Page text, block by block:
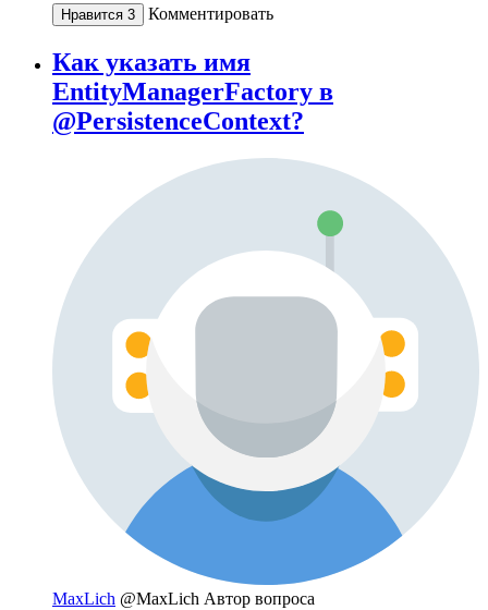
Нравится 3 Комментировать
Как указать имя
EntityManagerFactory в
@PersistenceContext?
MaxLich @MaxLich Автор вопроса